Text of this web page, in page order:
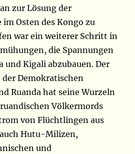
zur Lösung der
Osten des Kongo zu
war ein weiterer Schritt in
die Spannungen
und Kigali abzubauen. Der
Demokratischen
Ruanda hat seine Wurzeln
Völkermords
von Flüchtlingen aus
Hutu-Milizen,
und